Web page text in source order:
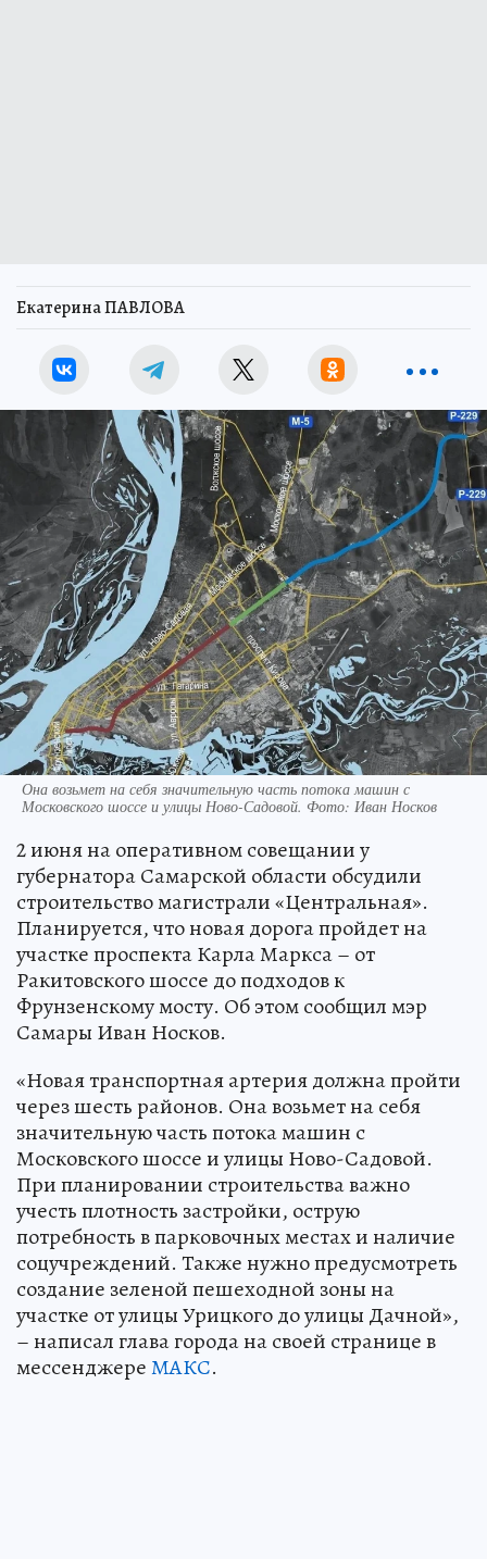
Екатерина ПАВЛОВА
Она возьмет на себя значительную часть потока машин с
Московского шоссе и улицы Ново-Садовой. Фото: Иван Носков
2 июня на оперативном совещании у
губернатора Самарской области обсудили
строительство магистрали «Центральная».
Планируется, что новая дорога пройдет на
участке проспекта Карла Маркса – от
Ракитовского шоссе до подходов к
Фрунзенскому мосту. Об этом сообщил мэр
Самары Иван Носков.
«Новая транспортная артерия должна пройти
через шесть районов. Она возьмет на себя
значительную часть потока машин с
Московского шоссе и улицы Ново-Садовой.
При планировании строительства важно
учесть плотность застройки, острую
потребность в парковочных местах и наличие
соцучреждений. Также нужно предусмотреть
создание зеленой пешеходной зоны на
участке от улицы Урицкого до улицы Дачной»,
– написал глава города на своей странице в
мессенджереМАКС.